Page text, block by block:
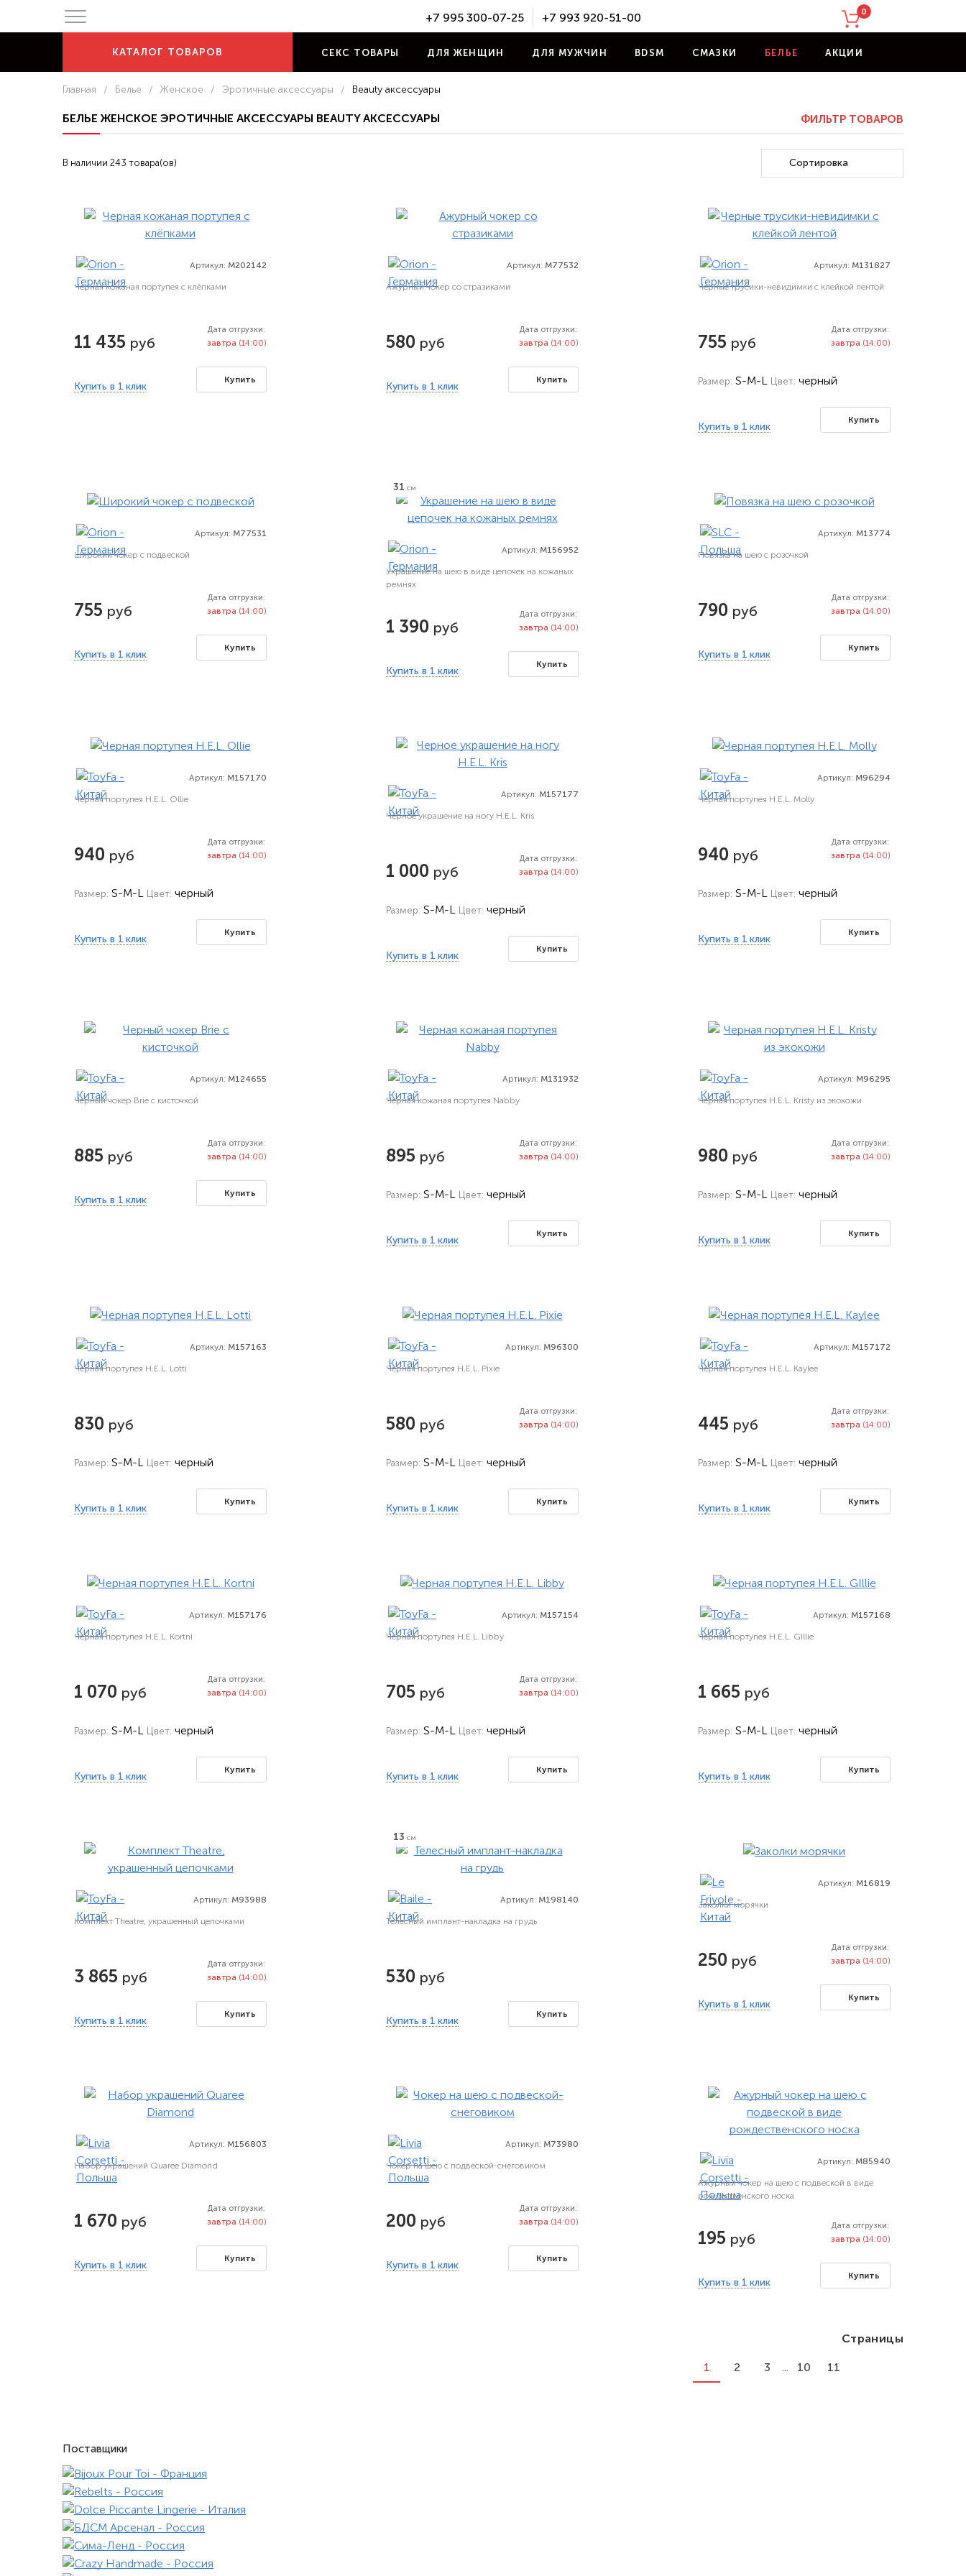
+7 995 300-07-25 +7 993 920-51-00 0
КАТАЛОГ ТОВАРОВ СЕКС ТОВАРЫ ДЛЯ ЖЕНЩИН ДЛЯ МУЖЧИН BDSM СМАЗКИ БЕЛЬЕ АКЦИИ
Главная / Белье / Женское / Эротичные аксессуары / Beauty аксессуары
БЕЛЬЕ ЖЕНСКОЕ ЭРОТИЧНЫЕ АКСЕССУАРЫ BEAUTY АКСЕССУАРЫ ФИЛЬТР ТОВАРОВ
В наличии 243 товара(ов) Сортировка
Артикул: M202142
Черная кожаная портупея с клёпками
11 435 руб
Дата отгрузки:
завтра (14:00)
Купить в 1 клик
Купить
Артикул: M77532
Ажурный чокер со стразиками
580 руб
Дата отгрузки:
завтра (14:00)
Купить в 1 клик
Купить
Артикул: M131827
Черные трусики-невидимки с клейкой лентой
755 руб
Дата отгрузки:
завтра (14:00)
Размер: S-M-L Цвет: черный
Купить в 1 клик
Купить
Артикул: M77531
Широкий чокер с подвеской
755 руб
Дата отгрузки:
завтра (14:00)
Купить в 1 клик
Купить
31 см
Артикул: M156952
Украшение на шею в виде цепочек на кожаных
ремнях
1 390 руб
Дата отгрузки:
завтра (14:00)
Купить в 1 клик
Купить
Артикул: M13774
Повязка на шею с розочкой
790 руб
Дата отгрузки:
завтра (14:00)
Купить в 1 клик
Купить
Артикул: M157170
Черная портупея H.E.L. Ollie
940 руб
Дата отгрузки:
завтра (14:00)
Размер: S-M-L Цвет: черный
Купить в 1 клик
Купить
Артикул: M157177
Черное украшение на ногу H.E.L. Kris
1 000 руб
Дата отгрузки:
завтра (14:00)
Размер: S-M-L Цвет: черный
Купить в 1 клик
Купить
Артикул: M96294
Черная портупея H.E.L. Molly
940 руб
Дата отгрузки:
завтра (14:00)
Размер: S-M-L Цвет: черный
Купить в 1 клик
Купить
Артикул: M124655
Черный чокер Brie с кисточкой
885 руб
Дата отгрузки:
завтра (14:00)
Купить в 1 клик
Купить
Артикул: M131932
Черная кожаная портупея Nabby
895 руб
Дата отгрузки:
завтра (14:00)
Размер: S-M-L Цвет: черный
Купить в 1 клик
Купить
Артикул: M96295
Черная портупея H.E.L. Kristy из экокожи
980 руб
Дата отгрузки:
завтра (14:00)
Размер: S-M-L Цвет: черный
Купить в 1 клик
Купить
Артикул: M157163
Черная портупея H.E.L. Lotti
830 руб
Размер: S-M-L Цвет: черный
Купить в 1 клик
Купить
Артикул: M96300
Черная портупея H.E.L. Pixie
580 руб
Дата отгрузки:
завтра (14:00)
Размер: S-M-L Цвет: черный
Купить в 1 клик
Купить
Артикул: M157172
Черная портупея H.E.L. Kaylee
445 руб
Дата отгрузки:
завтра (14:00)
Размер: S-M-L Цвет: черный
Купить в 1 клик
Купить
Артикул: M157176
Черная портупея H.E.L. Kortni
1 070 руб
Дата отгрузки:
завтра (14:00)
Размер: S-M-L Цвет: черный
Купить в 1 клик
Купить
Артикул: M157154
Черная портупея H.E.L. Libby
705 руб
Дата отгрузки:
завтра (14:00)
Размер: S-M-L Цвет: черный
Купить в 1 клик
Купить
Артикул: M157168
Черная портупея H.E.L. GIllie
1 665 руб
Размер: S-M-L Цвет: черный
Купить в 1 клик
Купить
Артикул: M93988
Комплект Theatre, украшенный цепочками
3 865 руб
Дата отгрузки:
завтра (14:00)
Купить в 1 клик
Купить
13 см
Артикул: M198140
Телесный имплант-накладка на грудь
530 руб
Купить в 1 клик
Купить
Артикул: M16819
Заколки морячки
250 руб
Дата отгрузки:
завтра (14:00)
Купить в 1 клик
Купить
Артикул: M156803
Набор украшений Quaree Diamond
1 670 руб
Дата отгрузки:
завтра (14:00)
Купить в 1 клик
Купить
Артикул: M73980
Чокер на шею с подвеской-снеговиком
200 руб
Дата отгрузки:
завтра (14:00)
Купить в 1 клик
Купить
Артикул: M85940
Ажурный чокер на шею с подвеской в виде
рождественского носка
195 руб
Дата отгрузки:
завтра (14:00)
Купить в 1 клик
Купить
Страницы
1 2 3 ... 10 11
Поставщики